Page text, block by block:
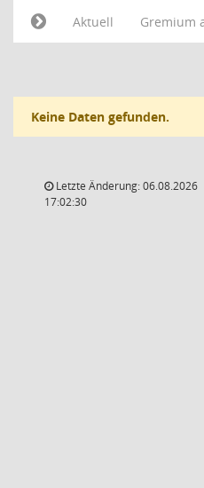
Aktuell
Gremium
Keine Daten gefunden.
Letzte Änderung: 06.08.2026
17:02:30